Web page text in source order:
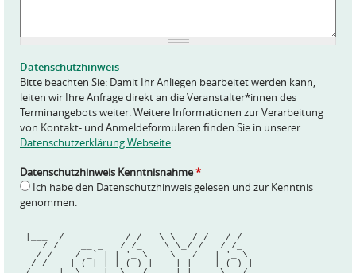
*
Datenschutzhinweis
Bitte beachten Sie: Damit Ihr Anliegen bearbeitet werden kann,
leiten wir Ihre Anfrage direkt an die Veranstalter*innen des
Terminangebots weiter. Weitere Informationen zur Verarbeitung
von Kontakt- und Anmeldeformularen finden Sie in unserer
Datenschutzerklärung Webseite.
Datenschutzhinweis Kenntnisnahme*
Ich habe den Datenschutzhinweis gelesen und zur Kenntnis
genommen.
|___  /           / /   \ \   / /   / /
    / /    __ _   / /_    \ \_/ /   / /_
   / /    / _` | | '_ \    \   /   | '_ \
  / /__  | (_| | | (_) |    | |    | (_) |